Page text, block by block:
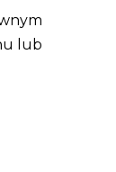
lub